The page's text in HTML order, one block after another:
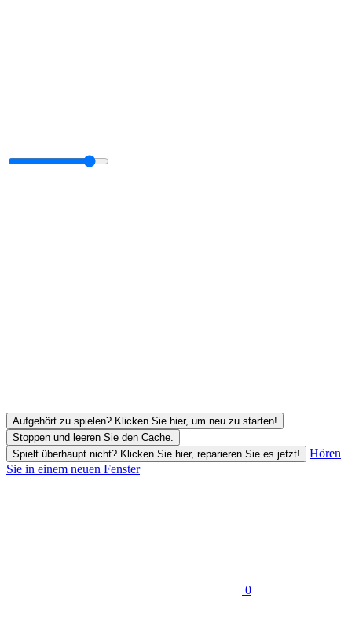
Aufgehört zu spielen? Klicken Sie hier, um neu zu starten!
Stoppen und leeren Sie den Cache.
Spielt überhaupt nicht? Klicken Sie hier, reparieren Sie es jetzt!
Hören
Sie in einem neuen Fenster
0